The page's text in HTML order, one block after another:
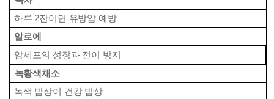
하루 2잔이면 유방암 예방
알로에
암세포의 성장과 전이 방지
녹황색채소
녹색 밥상이 건강 밥상